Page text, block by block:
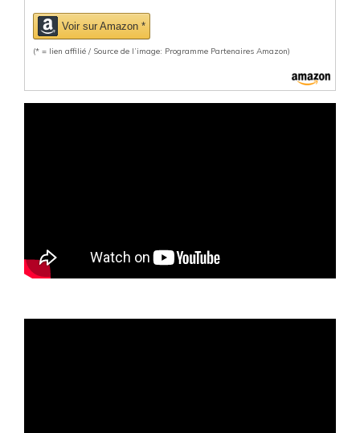
Voir sur Amazon *
(* = lien affilié / Source de l’image: Programme Partenaires Amazon)